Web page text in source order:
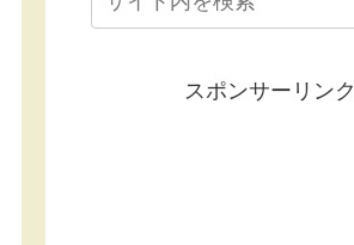
スポンサーリンク